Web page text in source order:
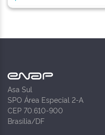
Asa Sul
SPO Área Especial 2-A
CEP 70.610-900
Brasília/DF